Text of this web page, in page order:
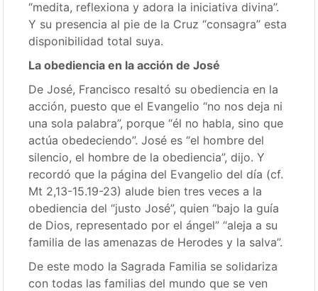
“medita, reflexiona y adora la iniciativa divina”.
Y su presencia al pie de la Cruz “consagra” esta
disponibilidad total suya.
La obediencia en la acción de José
De José, Francisco resaltó su obediencia en la
acción, puesto que el Evangelio “no nos deja ni
una sola palabra”, porque “él no habla, sino que
actúa obedeciendo”. José es “el hombre del
silencio, el hombre de la obediencia”, dijo. Y
recordó que la página del Evangelio del día (cf.
Mt 2,13-15.19-23) alude bien tres veces a la
obediencia del “justo José”, quien “bajo la guía
de Dios, representado por el ángel” “aleja a su
familia de las amenazas de Herodes y la salva”.
De este modo la Sagrada Familia se solidariza
con todas las familias del mundo que se ven